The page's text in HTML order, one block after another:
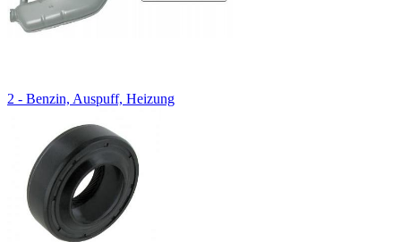
2 - Benzin, Auspuff, Heizung